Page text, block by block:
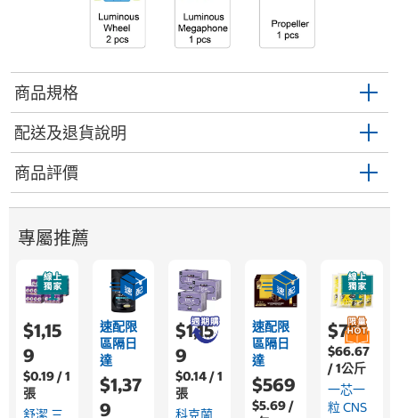
商品規格
配送及退貨說明
商品評價
專屬推薦
$1,15
9
$0.19 / 1
張
舒潔 三
速配限
區隔日
達
$1,37
9
$1,15
9
$0.14 / 1
張
科克蘭
速配限
區隔日
達
$569
$5.69 /
$755
$66.67
/ 1公斤
一芯一
粒 CNS